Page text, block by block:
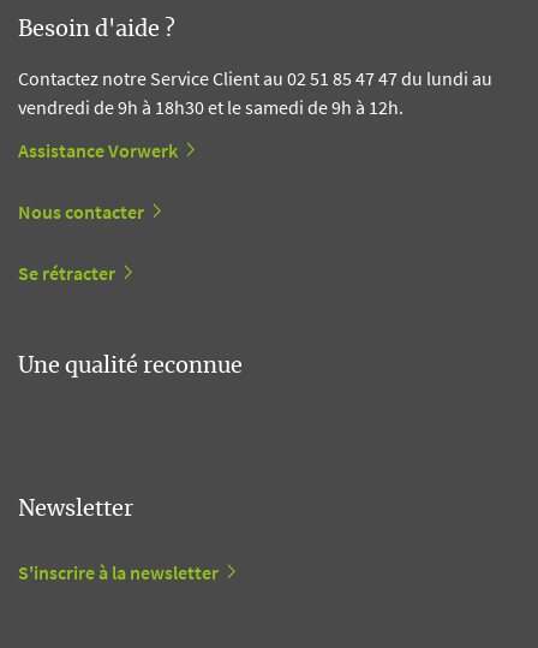
Besoin d'aide ?
Contactez notre Service Client au 02 51 85 47 47 du lundi au
vendredi de 9h à 18h30 et le samedi de 9h à 12h.
Assistance Vorwerk
Nous contacter
Se rétracter
Une qualité reconnue
Newsletter
S'inscrire à la newsletter